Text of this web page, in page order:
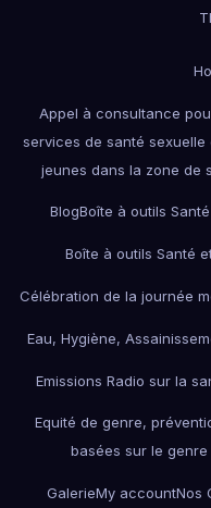
Appel à consultance
services de santé
jeunes dans la zone de
BlogBoîte à outils
Boîte à outils Santé
Célébration de la journée
Eau, Hygiène,
Emissions Radio sur la
Equité de genre,
basées sur le genre
GalerieMy accountNos